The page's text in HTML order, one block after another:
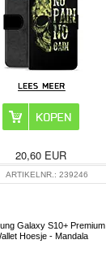
20,60 EUR
ARTIKELNR.:239246
Galaxy S10+ Premium
Hoesje - Mandala